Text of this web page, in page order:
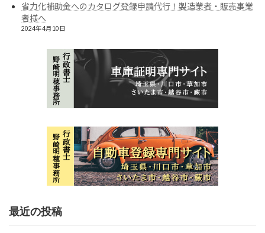
省力化補助金へのカタログ登録申請代行！製造業者・販売事業
者様へ
2024年4月10日
最近の投稿